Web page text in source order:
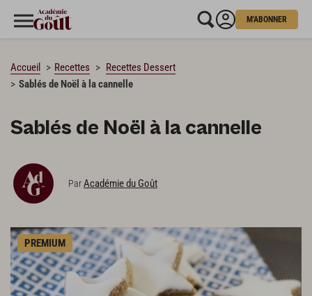
M'ABONNER
Accueil Recettes
Recettes Dessert
Sablés de Noël à la cannelle
Sablés de Noël à la cannelle
ParAcadémie du Goût
PREMIUM
CHARGEMENT…